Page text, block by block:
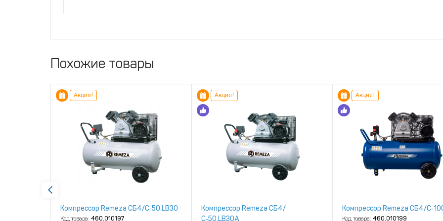
Похожие товары
Акция!
Компрессор Remeza СБ4/С‑50.LB30
Код товара: 460.010197
Акция!
Компрессор Remeza СБ4/
С‑50.LB30A
Акция!
Компрессор Remeza СБ4/
Код товара: 460.010199